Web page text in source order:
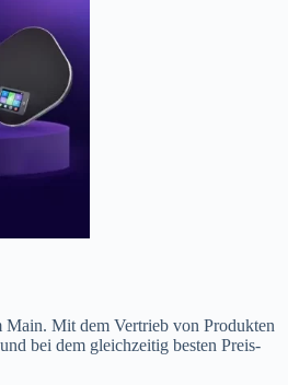
Mit dem Vertrieb von Produkten
bei dem gleichzeitig besten Preis-